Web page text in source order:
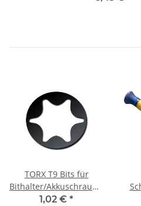
TORX T9 Bits für
Bithalter/Akkuschrauber/
Material 25 mm
1,02 € *